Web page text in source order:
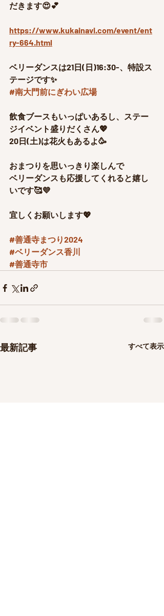
だきます😍💕
https://www.kukainavi.com/event/ent
ry-664.html
ベリーダンスは21日(日)16:30-、特設ス
テージです✨
#南大門前にぎわい広場
飲食ブースもいっぱいあるし、ステー
ジイベント盛りだくさん💖
20日(土)は花火もあるよ🥳
おまつりを思いっきり楽しんで
ベリーダンスも応援してくれると嬉し
いです🥰💜
宜しくお願いします💖
#善通寺まつり2024
#ベリーダンス香川
#善通寺市
最新記事 すべて表示